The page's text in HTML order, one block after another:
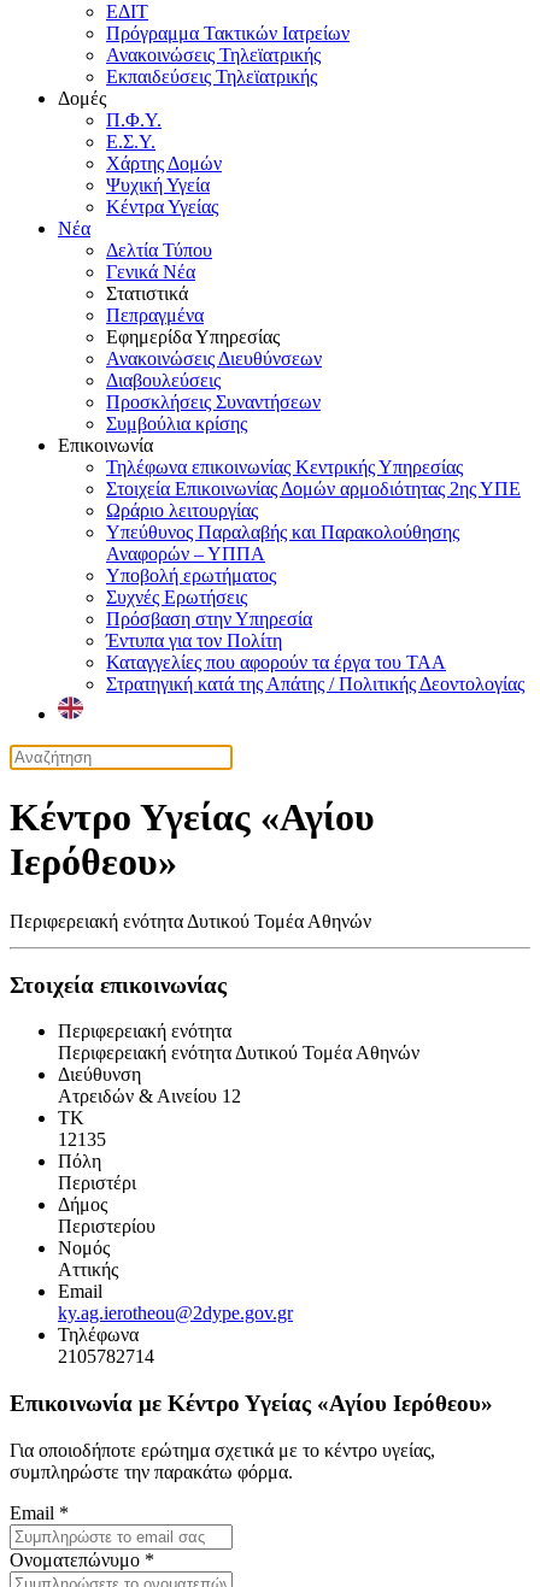
ΕΔΙΤ
Πρόγραμμα Τακτικών Ιατρείων
Ανακοινώσεις Τηλεϊατρικής
Εκπαιδεύσεις Τηλεϊατρικής
Δομές
Π.Φ.Υ.
Ε.Σ.Υ.
Χάρτης Δομών
Ψυχική Υγεία
Κέντρα Υγείας
Νέα
Δελτία Τύπου
Γενικά Νέα
Στατιστικά
Πεπραγμένα
Εφημερίδα Υπηρεσίας
Ανακοινώσεις Διευθύνσεων
Διαβουλεύσεις
Προσκλήσεις Συναντήσεων
Συμβούλια κρίσης
Επικοινωνία
Τηλέφωνα επικοινωνίας Κεντρικής Υπηρεσίας
Στοιχεία Επικοινωνίας Δομών αρμοδιότητας 2ης ΥΠΕ
Ωράριο λειτουργίας
Υπεύθυνος Παραλαβής και Παρακολούθησης
Αναφορών – ΥΠΠΑ
Υποβολή ερωτήματος
Συχνές Ερωτήσεις
Πρόσβαση στην Υπηρεσία
Έντυπα για τον Πολίτη
Καταγγελίες που αφορούν τα έργα του ΤΑΑ
Στρατηγική κατά της Απάτης / Πολιτικής Δεοντολογίας
Κέντρο Υγείας «Αγίου
Ιερόθεου»
Περιφερειακή ενότητα Δυτικού Τομέα Αθηνών
Στοιχεία επικοινωνίας
Περιφερειακή ενότητα
Περιφερειακή ενότητα Δυτικού Τομέα Αθηνών
Διεύθυνση
Ατρειδών & Αινείου 12
ΤΚ
12135
Πόλη
Περιστέρι
Δήμος
Περιστερίου
Νομός
Αττικής
Email
ky.ag.ierotheou@2dype.gov.gr
Τηλέφωνα
2105782714
Επικοινωνία με Κέντρο Υγείας «Αγίου Ιερόθεου»
Για οποιοδήποτε ερώτημα σχετικά με το κέντρο υγείας,
συμπληρώστε την παρακάτω φόρμα.
Email *
Ονοματεπώνυμο *